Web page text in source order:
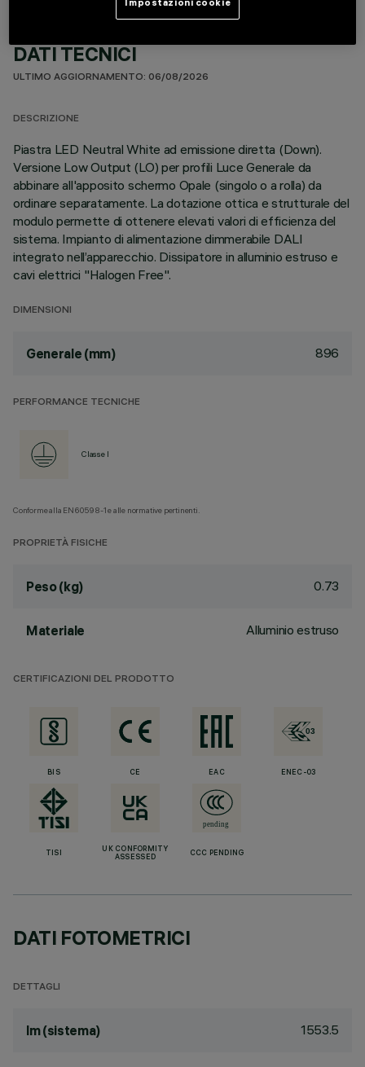
DATI TECNICI
ULTIMO AGGIORNAMENTO: 06/08/2026
DESCRIZIONE
Piastra LED Neutral White ad emissione diretta (Down).
Versione Low Output (LO) per profili Luce Generale da
abbinare all'apposito schermo Opale (singolo o a rolla) da
ordinare separatamente. La dotazione ottica e strutturale del
modulo permette di ottenere elevati valori di efficienza del
sistema. Impianto di alimentazione dimmerabile DALI
integrato nell’apparecchio. Dissipatore in alluminio estruso e
cavi elettrici "Halogen Free".
DIMENSIONI
Generale (mm) 896
PERFORMANCE TECNICHE
Classe I
Conforme alla EN60598-1 e alle normative pertinenti.
PROPRIETÀ FISICHE
Peso (kg) 0.73
Materiale Alluminio estruso
CERTIFICAZIONI DEL PRODOTTO
BIS CE EAC ENEC-03
TISI
UK CONFORMITY
ASSESSED
CCC PENDING
DATI FOTOMETRICI
DETTAGLI
lm (sistema) 1553.5
Impostazioni cookie